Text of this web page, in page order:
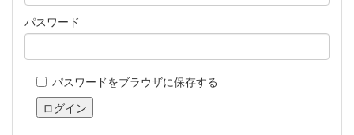
パスワード
パスワードをブラウザに保存する